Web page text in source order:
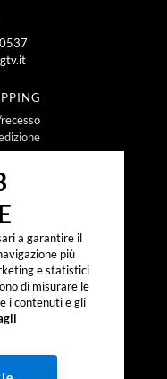
di aver preso
dei dati
679 ("GDPR")
offerte e
a garantire il
più
e statistici
di misurare le
i contenuti e gli